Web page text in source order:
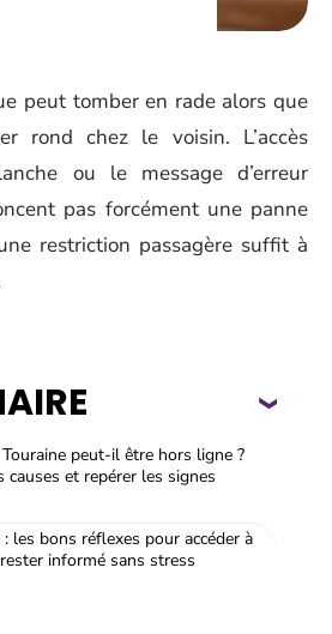
peut tomber en rade alors que
rond chez le voisin. L’accès
ou le message d’erreur
pas forcément une panne
restriction passagère suffit à
Touraine peut-il être hors ligne ?
causes et repérer les signes
: les bons réflexes pour accéder à
informé sans stress